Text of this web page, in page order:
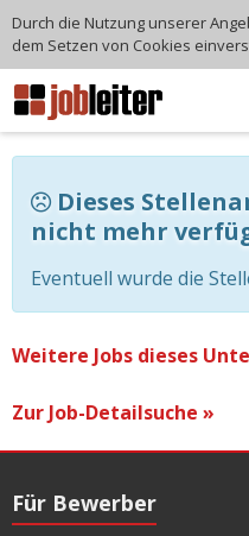
Dieses
nicht mehr
Eventuell wurde die
Weitere Jobs dieses
Zur Job-Detailsuche »
Für Bewerber
Durch die Nutzung unserer
dem Setzen von Cookies